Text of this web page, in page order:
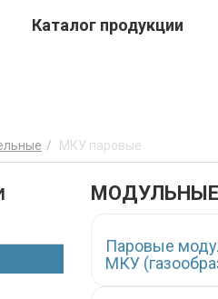
Каталог продукции
МКУ паровые
МОДУЛЬНЫЕ
Паровые
МКУ